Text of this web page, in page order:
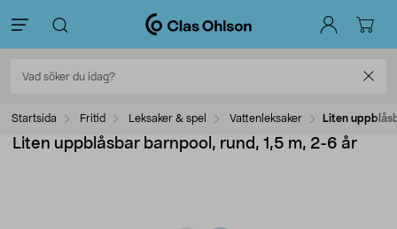
Startsida Fritid Leksaker & spel Vattenleksaker Liten
Liten uppblåsbar barnpool, rund, 1,5 m, 2-6 år